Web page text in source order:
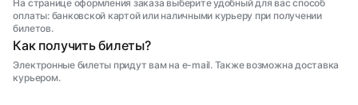
На странице оформления заказа выберите удобный для вас способ
оплаты: банковской картой или наличными курьеру при получении
билетов.
Как получить билеты?
Электронные билеты придут вам на e-mail. Также возможна доставка
курьером.